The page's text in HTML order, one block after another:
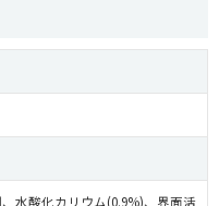
水酸化カリウム(0.9%)、界面活